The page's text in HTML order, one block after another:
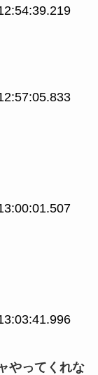
やってくれな